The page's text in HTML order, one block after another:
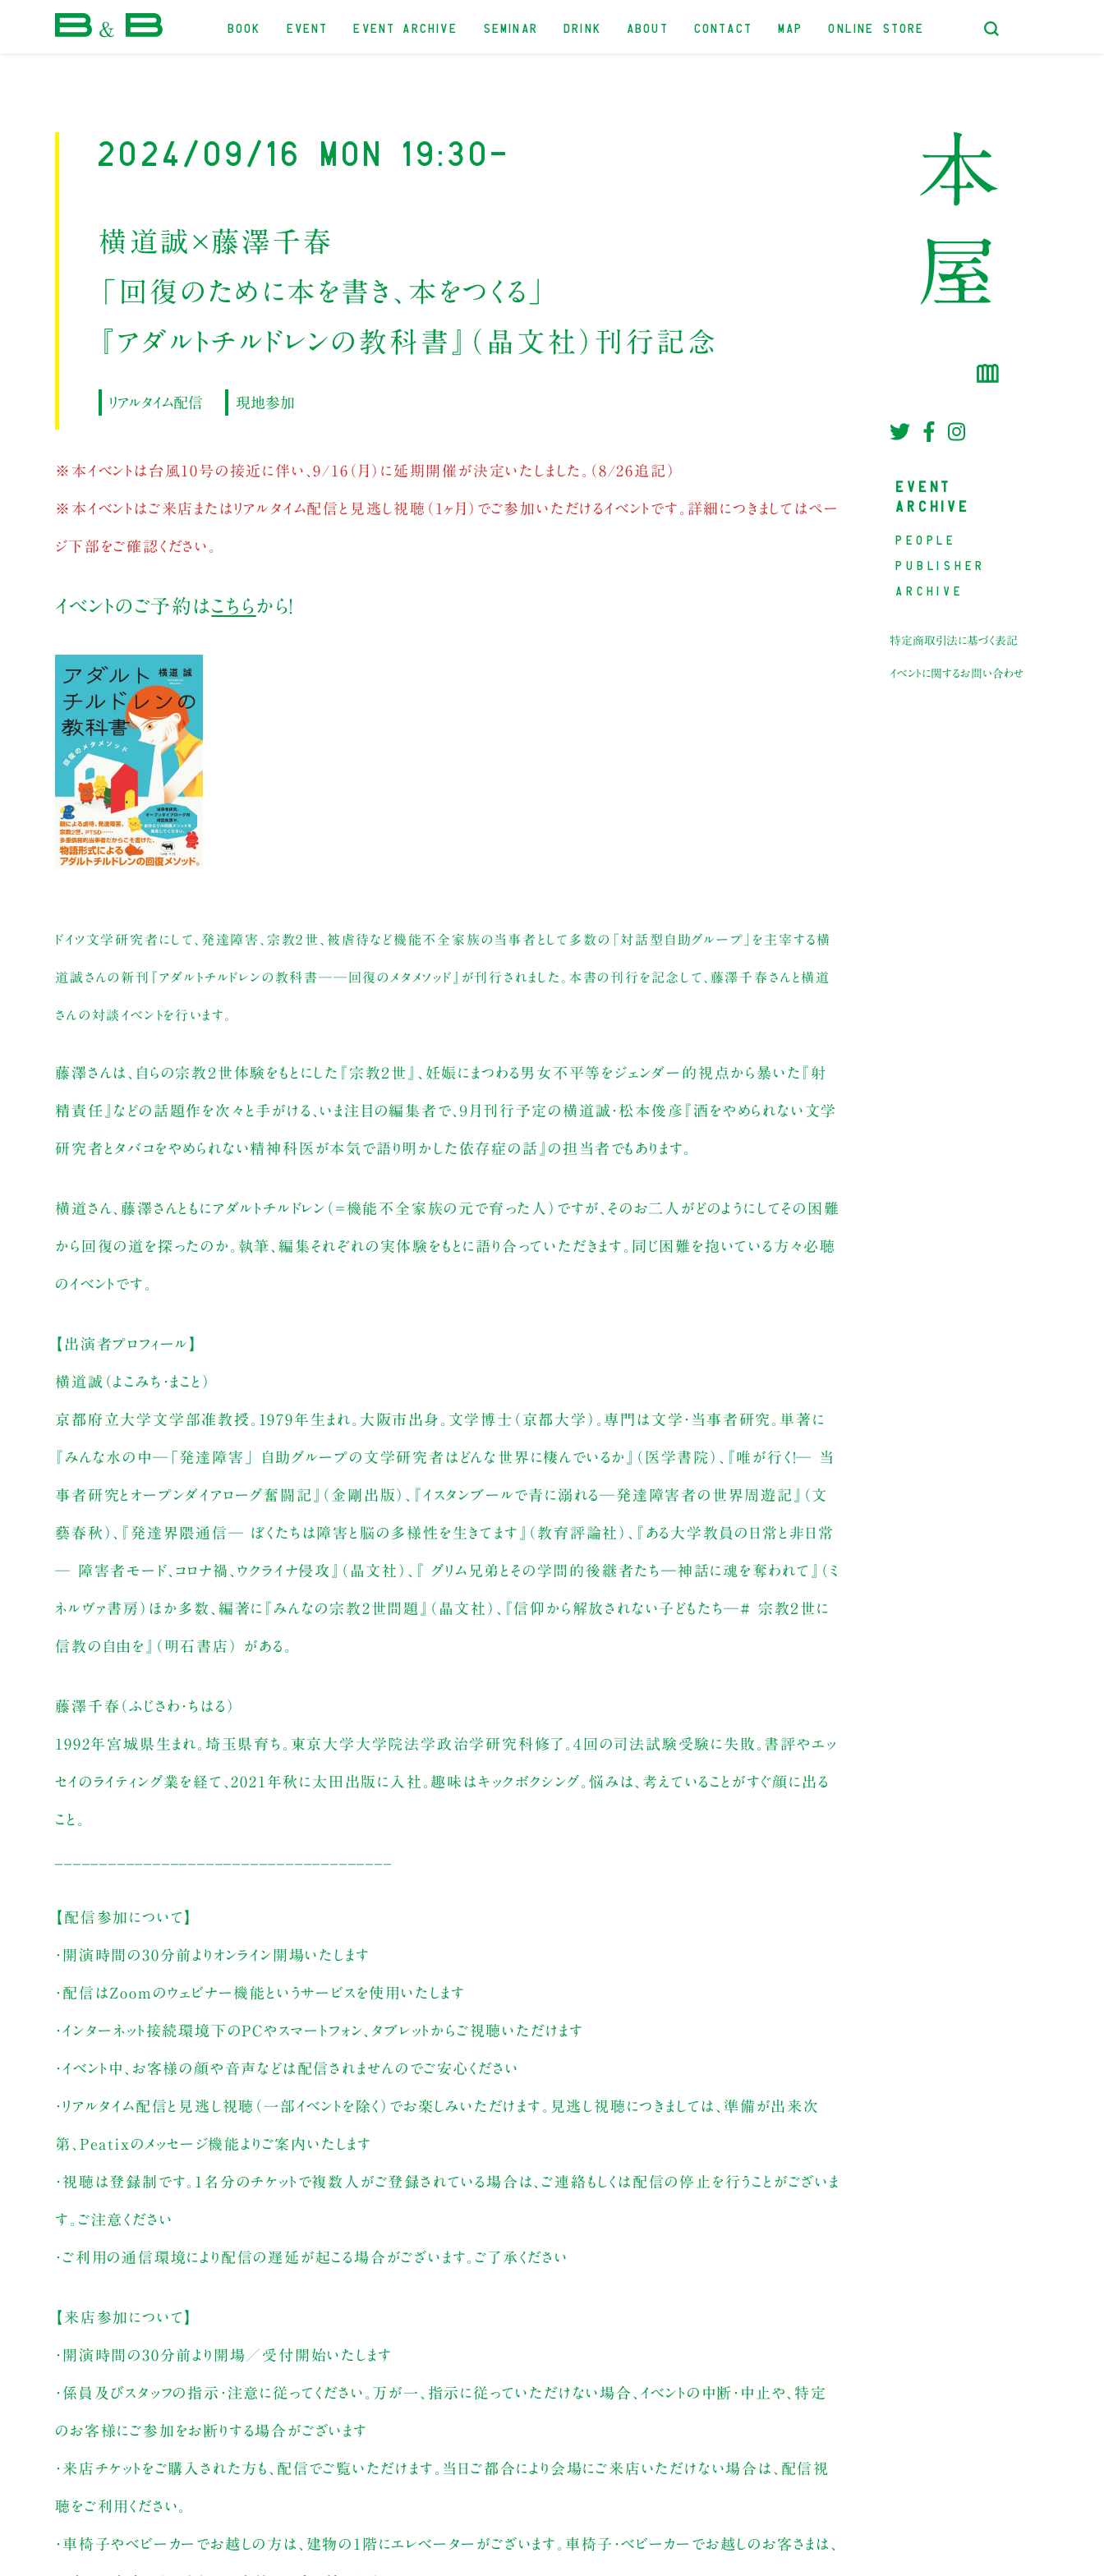
BOOK EVENT EVENT ARCHIVE SEMINAR DRINK ABOUT CONTACT MAP ONLINE STORE
2024/09/16 Mon 19:30-
横道誠×藤澤千春
「回復のために本を書き、本をつくる」
『アダルトチルドレンの教科書』（晶文社）刊行記念
リアルタイム配信 現地参加
※本イベントは台風10号の接近に伴い、9/16（月）に延期開催が決定いたしました。（8/26追記）
※本イベントはご来店またはリアルタイム配信と見逃し視聴（1ヶ月）でご参加いただけるイベントです。詳細につきましてはペー
ジ下部をご確認ください。
イベントのご予約はこちらから！
ドイツ文学研究者にして、発達障害、宗教２世、被虐待など機能不全家族の当事者として多数の「対話型自助グループ」を主宰する横
道誠さんの新刊『アダルトチルドレンの教科書──回復のメタメソッド』が刊行されました。本書の刊行を記念して、藤澤千春さんと横道
さんの対談イベントを行います。
藤澤さんは、自らの宗教２世体験をもとにした『宗教２世』、妊娠にまつわる男女不平等をジェンダー的視点から暴いた『射
精責任』などの話題作を次々と手がける、いま注目の編集者で、９月刊行予定の横道誠・松本俊彦『酒をやめられない文学
研究者とタバコをやめられない精神科医が本気で語り明かした依存症の話』の担当者でもあります。
横道さん、藤澤さんともにアダルトチルドレン（＝機能不全家族の元で育った人）ですが、そのお二人がどのようにしてその困難
から回復の道を探ったのか。執筆、編集それぞれの実体験をもとに語り合っていただきます。同じ困難を抱いている方々必聴
のイベントです。
【出演者プロフィール】
横道誠（よこみち・まこと）
京都府立大学文学部准教授。1979年生まれ。大阪市出身。文学博士（京都大学）。専門は文学・当事者研究。単著に
『みんな水の中─「発達障害」 自助グループの文学研究者はどんな世界に棲んでいるか』（医学書院）、『唯が行く！─ 当
事者研究とオープンダイアローグ奮闘記』（金剛出版）、『イスタンブールで青に溺れる─発達障害者の世界周遊記』（文
藝春秋）、『発達界隈通信─ ぼくたちは障害と脳の多様性を生きてます』（教育評論社）、『ある大学教員の日常と非日常
─ 障害者モード、コロナ禍、ウクライナ侵攻』（晶文社）、『 グリム兄弟とその学問的後継者たち―神話に魂を奪われて』（ミ
ネルヴァ書房）ほか多数、編著に『みんなの宗教2世問題』（晶文社）、『信仰から解放されない子どもたち─# 宗教２世に
信教の自由を』（明石書店） がある。
藤澤千春（ふじさわ・ちはる）
1992年宮城県生まれ。埼玉県育ち。東京大学大学院法学政治学研究科修了。４回の司法試験受験に失敗。書評やエッ
セイのライティング業を経て、2021年秋に太田出版に入社。趣味はキックボクシング。悩みは、考えていることがすぐ顔に出る
こと。
【配信参加について】
・開演時間の30分前よりオンライン開場いたします
・配信はZoomのウェビナー機能というサービスを使用いたします
・インターネット接続環境下のPCやスマートフォン、タブレットからご視聴いただけます
・イベント中、お客様の顔や音声などは配信されませんのでご安心ください
・リアルタイム配信と見逃し視聴（一部イベントを除く）でお楽しみいただけます。見逃し視聴につきましては、準備が出来次
第、Peatixのメッセージ機能よりご案内いたします
・視聴は登録制です。1名分のチケットで複数人がご登録されている場合は、ご連絡もしくは配信の停止を行うことがございま
す。ご注意ください
・ご利用の通信環境により配信の遅延が起こる場合がございます。ご了承ください
【来店参加について】
・開演時間の30分前より開場／受付開始いたします
・係員及びスタッフの指示・注意に従ってください。万が一、指示に従っていただけない場合、イベントの中断・中止や、特定
のお客様にご参加をお断りする場合がございます
・来店チケットをご購入された方も、配信でご覧いただけます。当日ご都合により会場にご来店いただけない場合は、配信視
聴をご利用ください。
・車椅子やベビーカーでお越しの方は、建物の1階にエレベーターがございます。車椅子・ベビーカーでお越しのお客さまは、
EVENT
ARCHIVE
PEOPLE
PUBLISHER
ARCHIVE
特定商取引法に基づく表記
イベントに関するお問い合わせ